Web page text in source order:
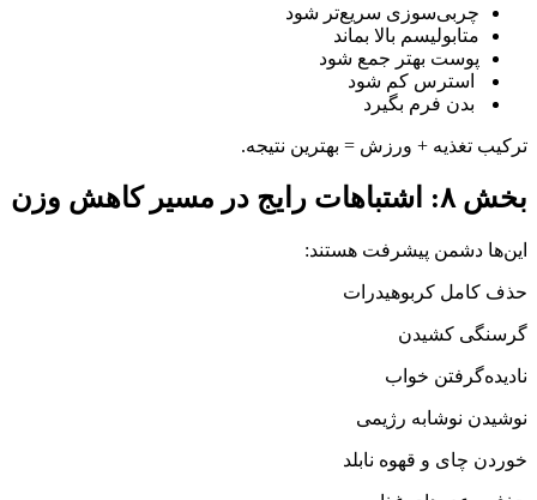
چربی‌سوزی سریع‌تر شود
متابولیسم بالا بماند
پوست بهتر جمع شود
استرس کم شود
بدن فرم بگیرد
ترکیب تغذیه + ورزش = بهترین نتیجه.
بخش ۸: اشتباهات رایج در مسیر کاهش وزن
این‌ها دشمن پیشرفت هستند:
حذف کامل کربوهیدرات
گرسنگی کشیدن
نادیده‌گرفتن خواب
نوشیدن نوشابه رژیمی
خوردن چای و قهوه نابلد